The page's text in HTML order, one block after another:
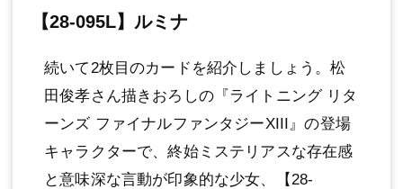
【28-095L】ルミナ
続いて2枚目のカードを紹介しましょう。松
田俊孝さん描きおろしの『ライトニング リタ
ーンズ ファイナルファンタジーXIII』の登場
キャラクターで、終始ミステリアスな存在感
と意味深な言動が印象的な少女、【28-